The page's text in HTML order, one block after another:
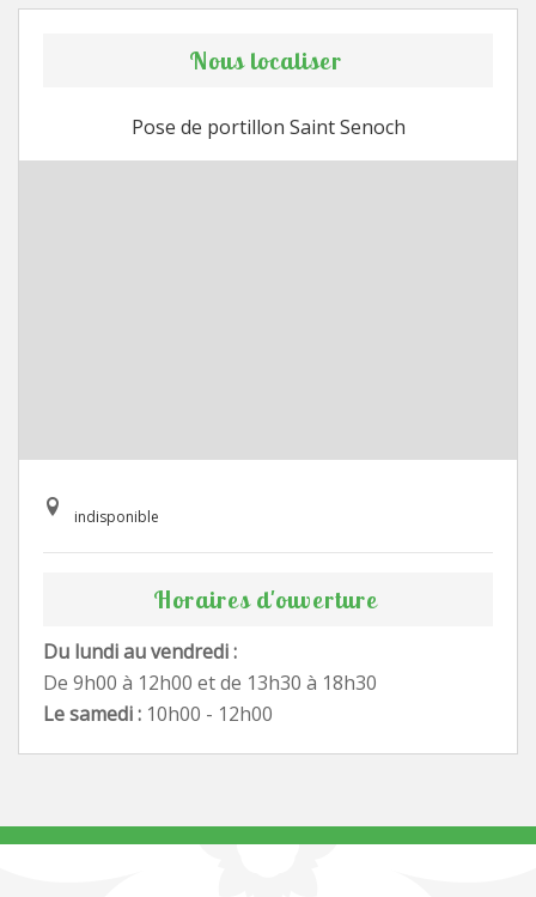
Nous localiser
Pose de portillon Saint Senoch
indisponible
Horaires d'ouverture
Du lundi au vendredi :
De 9h00 à 12h00 et de 13h30 à 18h30
Le samedi : 10h00 - 12h00